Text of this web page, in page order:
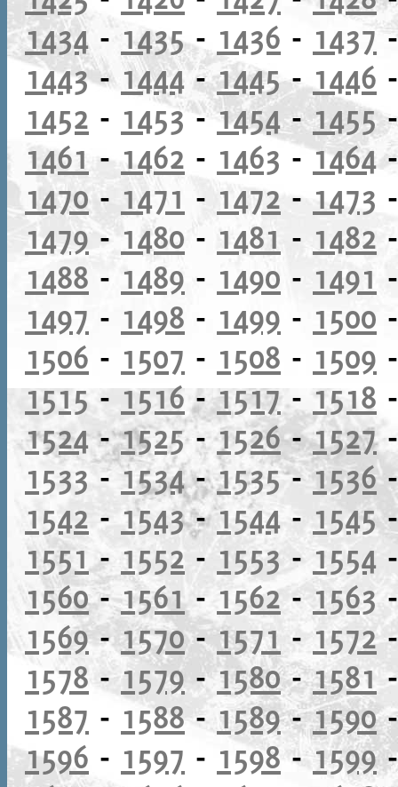
1434 - 1435- 1436 - 1437
1443- 1444-1445- 1446
1452 - 1453-1454-1455
1461 - 1462 - 1463 -1464
1470- 1471 - 1472 - 1473
1479-1480 - 1481 - 1482
1488 - 1489 - 1490 - 1491
1497 - 1498 - 1499 - 1500
1506 - 1507 - 1508 - 1509
1515- 1516-1517- 1518
1524-1525-1526-1527
1533-1534-1535-1536
1542 - 1543-1544 - 1545
1551 - 1552 - 1553 - 1554
1560-1561- 1562-1563
1569-1570-1571 -1572
1578 -1579 -1580-1581
1587 - 1588-1589-1590
1596 - 1597 - 1598-1599